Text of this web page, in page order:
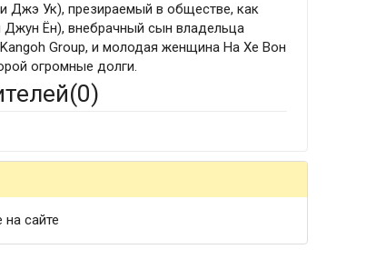
Джэ Ук), презираемый в обществе, как
Ён), внебрачный сын владельца
Group, и молодая женщина На Хе Вон
огромные долги.
0)
на сайте